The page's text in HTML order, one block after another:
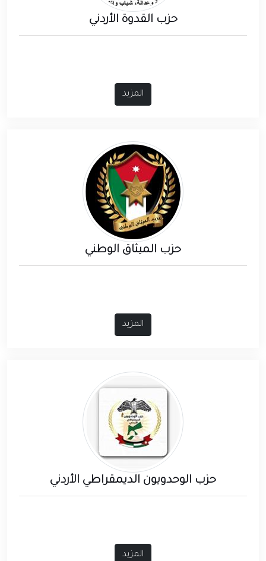
حزب القدوة الأردني
المزيد
حزب الميثاق الوطني
المزيد
حزب الوحدويون الديمقراطي الأردني
المزيد